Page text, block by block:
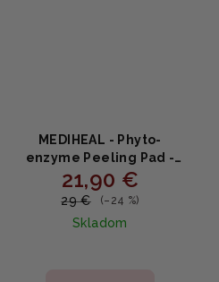
MEDIHEAL - Phyto-
enzyme Peeling Pad -
Enzymatické peelingové
tampóny s papainom,
BHA a LHA pre hladšiu
pleť a menej čiernych
21,90 €
29 € (–24 %)
Skladom